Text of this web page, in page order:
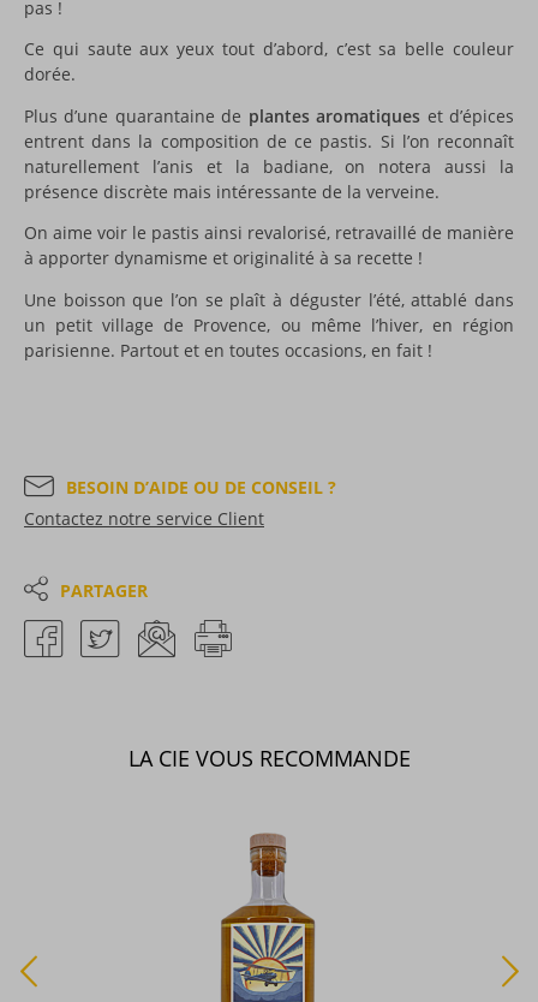
pas !
Ce qui saute aux yeux tout d’abord, c’est sa belle couleur
dorée.
Plus d’une quarantaine de plantes aromatiques et d’épices
entrent dans la composition de ce pastis. Si l’on reconnaît
naturellement l’anis et la badiane, on notera aussi la
présence discrète mais intéressante de la verveine.
On aime voir le pastis ainsi revalorisé, retravaillé de manière
à apporter dynamisme et originalité à sa recette !
Une boisson que l’on se plaît à déguster l’été, attablé dans
un petit village de Provence, ou même l’hiver, en région
parisienne. Partout et en toutes occasions, en fait !
BESOIN D’AIDE OU DE CONSEIL ?
Contactez notre service Client
PARTAGER
LA CIE VOUS RECOMMANDE